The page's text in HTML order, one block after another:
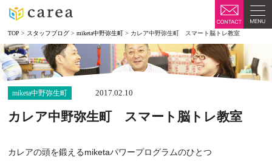
TOP > スタッフブログ >miketa中野弥生町 > カレア中野弥生町 スマート脳トレ教室
miketa中野弥生町 2017.02.10
カレア中野弥生町 スマート脳トレ教室
カレアの頭を鍛えるmiketaパワープログラムのひとつ